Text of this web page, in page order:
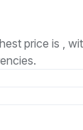
price is ,